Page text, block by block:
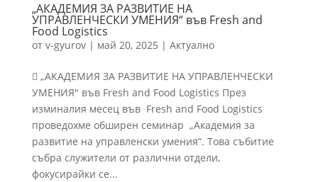
„АКАДЕМИЯ ЗА РАЗВИТИЕ НА
УПРАВЛЕНЧЕСКИ УМЕНИЯ“ във Fresh and
Food Logistics
от v-gyurov| май 20, 2025 | Актуално
 „АКАДЕМИЯ ЗА РАЗВИТИЕ НА УПРАВЛЕНЧЕСКИ
УМЕНИЯ" във Fresh and Food Logistics През
изминалия месец във Fresh and Food Logistics
проведохме обширен семинар „Академия за
развитие на управленски умения“. Това събитие
събра служители от различни отдели,
фокусирайки се...